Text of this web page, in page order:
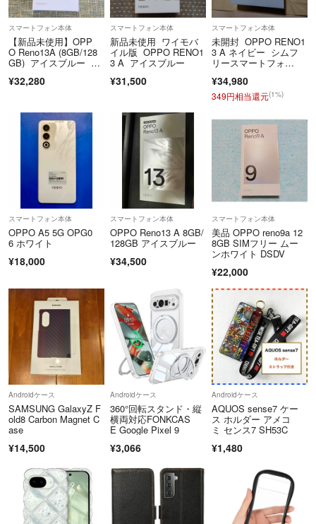
スマートフォン本体
【新品未使用】OPP
O Reno13A (8GB/128
GB) アイスブルー O
¥32,280
スマートフォン本体
新品未使用 ワイモバ
イル版 OPPO RENO1
3 A アイスブルー
¥31,500
スマートフォン本体
未開封 OPPO RENO1
3 A ネイビー シムフ
リースマートフォ
¥34,980
349円相当還元(1%)
スマートフォン本体
OPPO A5 5G OPG0
6 ホワイト
¥18,000
スマートフォン本体
OPPO Reno13 A 8GB/
128GB アイスブルー
¥34,500
スマートフォン本体
美品 OPPO reno9a 12
8GB SIMフリー ムー
ンホワイト DSDV
¥22,000
Androidケース
SAMSUNG GalaxyZ F
old8 Carbon Magnet C
ase
¥14,500
Androidケース
360°回転スタンド・縦
横両対応FONKCAS
E Google Pixel 9
¥3,066
Androidケース
AQUOS sense7 ケー
ス ホルダー アメコ
ミ センス7 SH53C
¥1,480